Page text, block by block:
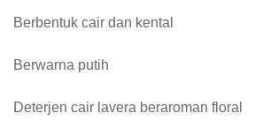
Berbentuk cair dan kental
Berwarna putih
Deterjen cair lavera beraroman floral